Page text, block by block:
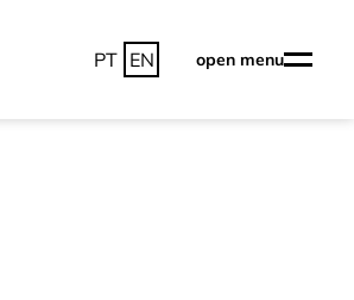
PT EN open menu